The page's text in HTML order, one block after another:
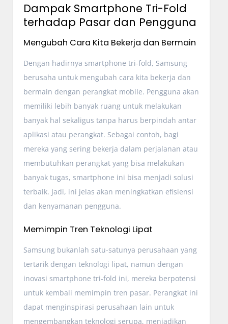
Dampak Smartphone Tri-Fold
terhadap Pasar dan Pengguna
Mengubah Cara Kita Bekerja dan Bermain
Dengan hadirnya smartphone tri-fold, Samsung
berusaha untuk mengubah cara kita bekerja dan
bermain dengan perangkat mobile. Pengguna akan
memiliki lebih banyak ruang untuk melakukan
banyak hal sekaligus tanpa harus berpindah antar
aplikasi atau perangkat. Sebagai contoh, bagi
mereka yang sering bekerja dalam perjalanan atau
membutuhkan perangkat yang bisa melakukan
banyak tugas, smartphone ini bisa menjadi solusi
terbaik. Jadi, ini jelas akan meningkatkan efisiensi
dan kenyamanan pengguna.
Memimpin Tren Teknologi Lipat
Samsung bukanlah satu-satunya perusahaan yang
tertarik dengan teknologi lipat, namun dengan
inovasi smartphone tri-fold ini, mereka berpotensi
untuk kembali memimpin tren pasar. Perangkat ini
dapat menginspirasi perusahaan lain untuk
mengembangkan teknologi serupa, menjadikan